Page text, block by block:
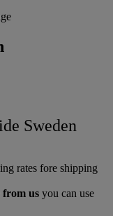
Sweden
rates fore shipping
from us you can use